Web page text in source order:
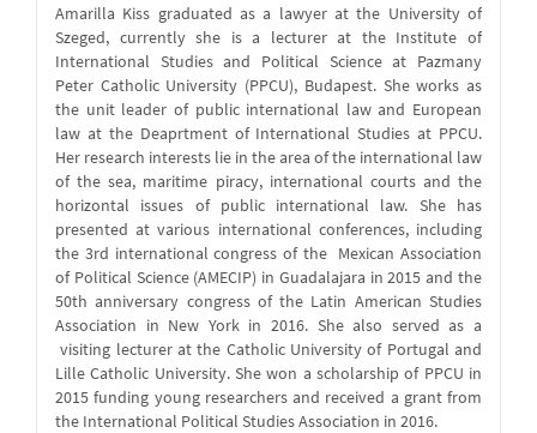
Amarilla Kiss graduated as a lawyer at the University of
Szeged, currently she is a lecturer at the Institute of
International Studies and Political Science at Pazmany
Peter Catholic University (PPCU), Budapest. She works as
the unit leader of public international law and European
law at the Deaprtment of International Studies at PPCU.
Her research interests lie in the area of the international law
of the sea, maritime piracy, international courts and the
horizontal issues of public international law. She has
presented at various international conferences, including
the 3rd international congress of the Mexican Association
of Political Science (AMECIP) in Guadalajara in 2015 and the
50th anniversary congress of the Latin American Studies
Association in New York in 2016. She also served as a
visiting lecturer at the Catholic University of Portugal and
Lille Catholic University. She won a scholarship of PPCU in
2015 funding young researchers and received a grant from
the International Political Studies Association in 2016.